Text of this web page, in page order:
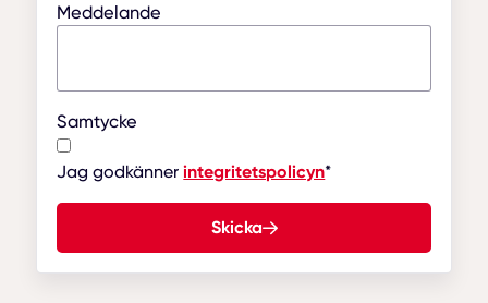
Meddelande
Samtycke
Jag godkännerintegritetspolicyn*
Skicka